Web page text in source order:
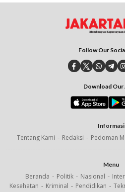
Follow Our
Download Our
Informasi
Tentang Kami Redaksi Pedoman
Menu
Beranda Politik Nasional
Kesehatan
Kriminal Pendidikan